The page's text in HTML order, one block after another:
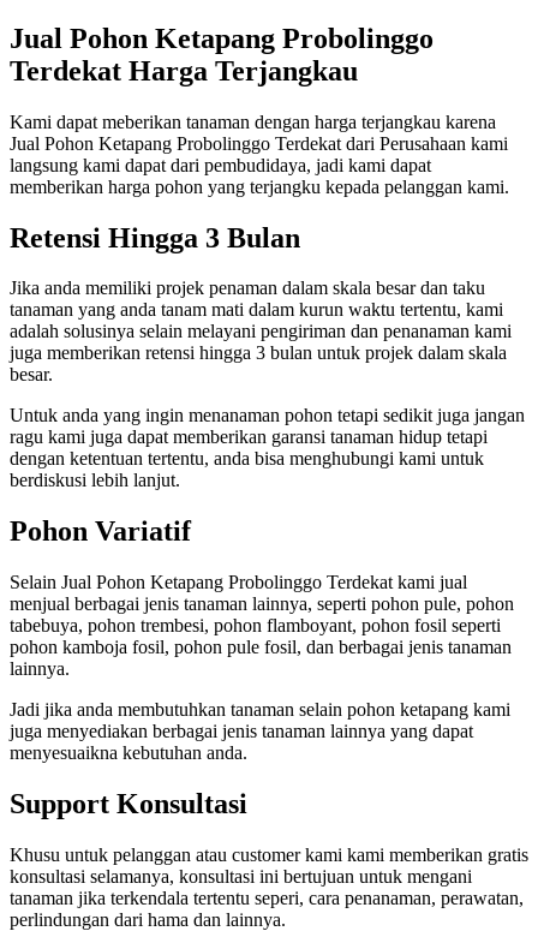
Jual Pohon Ketapang Probolinggo
Terdekat Harga Terjangkau
Kami dapat meberikan tanaman dengan harga terjangkau karena
Jual Pohon Ketapang Probolinggo Terdekat dari Perusahaan kami
langsung kami dapat dari pembudidaya, jadi kami dapat
memberikan harga pohon yang terjangku kepada pelanggan kami.
Retensi Hingga 3 Bulan
Jika anda memiliki projek penaman dalam skala besar dan taku
tanaman yang anda tanam mati dalam kurun waktu tertentu, kami
adalah solusinya selain melayani pengiriman dan penanaman kami
juga memberikan retensi hingga 3 bulan untuk projek dalam skala
besar.
Untuk anda yang ingin menanaman pohon tetapi sedikit juga jangan
ragu kami juga dapat memberikan garansi tanaman hidup tetapi
dengan ketentuan tertentu, anda bisa menghubungi kami untuk
berdiskusi lebih lanjut.
Pohon Variatif
Selain Jual Pohon Ketapang Probolinggo Terdekat kami jual
menjual berbagai jenis tanaman lainnya, seperti pohon pule, pohon
tabebuya, pohon trembesi, pohon flamboyant, pohon fosil seperti
pohon kamboja fosil, pohon pule fosil, dan berbagai jenis tanaman
lainnya.
Jadi jika anda membutuhkan tanaman selain pohon ketapang kami
juga menyediakan berbagai jenis tanaman lainnya yang dapat
menyesuaikna kebutuhan anda.
Support Konsultasi
Khusu untuk pelanggan atau customer kami kami memberikan gratis
konsultasi selamanya, konsultasi ini bertujuan untuk mengani
tanaman jika terkendala tertentu seperi, cara penanaman, perawatan,
perlindungan dari hama dan lainnya.